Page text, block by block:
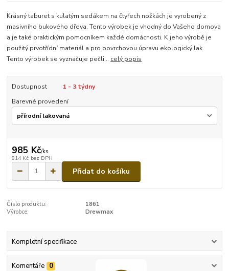
Krásný taburet s kulatým sedákem na čtyřech nožkách je vyrobený z
masivního bukového dřeva. Tento výrobek je vhodný do Vašeho domova
a je také praktickým pomocníkem každé domácnosti. K jeho výrobě je
použitý prvotřídní materiál a pro povrchovou úpravu ekologický lak.
Tento výrobek se vyznačuje pečli... celý popis
Dostupnost
1 - 3 týdny
Barevné provedení
985 Kč/ks
814 Kč bez DPH
Přidat do košíku
Číslo produktu:
1861
Výrobce:
Drewmax
Kompletní specifikace
Komentáře 0